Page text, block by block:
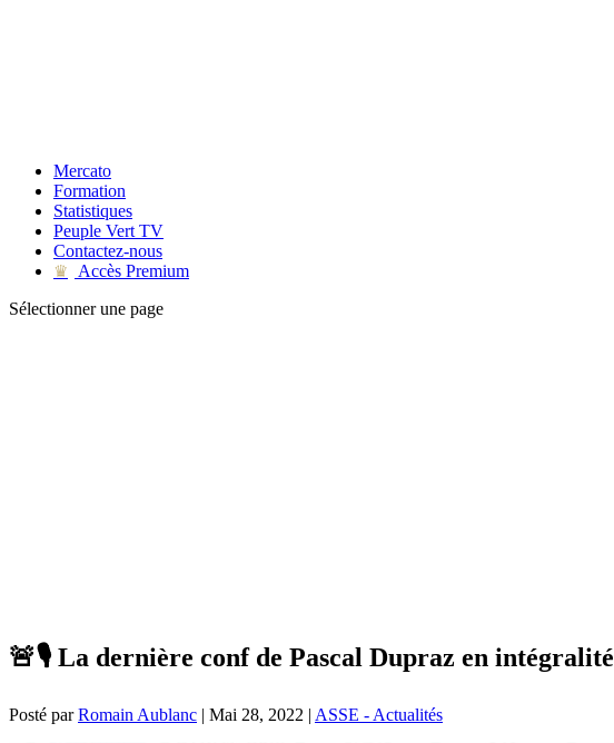
Mercato
Formation
Statistiques
Peuple Vert TV
Contactez-nous
♛
Accès Premium
Sélectionner une page
🚨🎙 La dernière conf de Pascal Dupraz en intégralité
Posté parRomain Aublanc | Mai 28, 2022 | ASSE - Actualités